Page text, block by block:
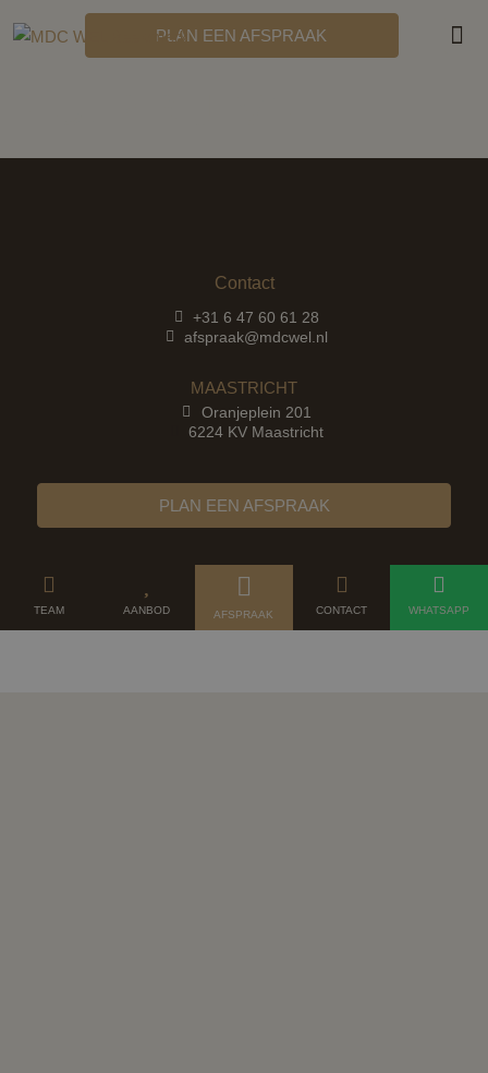
PLAN EEN AFSPRAAK
Contact
+31 6 47 60 61 28
afspraak@mdcwel.nl
MAASTRICHT
Oranjeplein 201
6224 KV Maastricht
PLAN EEN AFSPRAAK
TEAM AANBOD AFSPRAAK CONTACT WHATSAPP